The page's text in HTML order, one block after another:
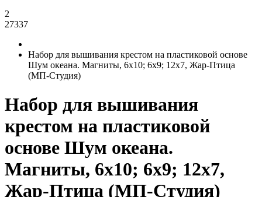
2
27337
Набор для вышивания крестом на пластиковой основе
Шум океана. Магниты, 6x10; 6x9; 12x7, Жар-Птица
(МП-Студия)
Набор для вышивания
крестом на пластиковой
основе Шум океана.
Магниты, 6x10; 6x9; 12x7,
Жар-Птица (МП-Студия)